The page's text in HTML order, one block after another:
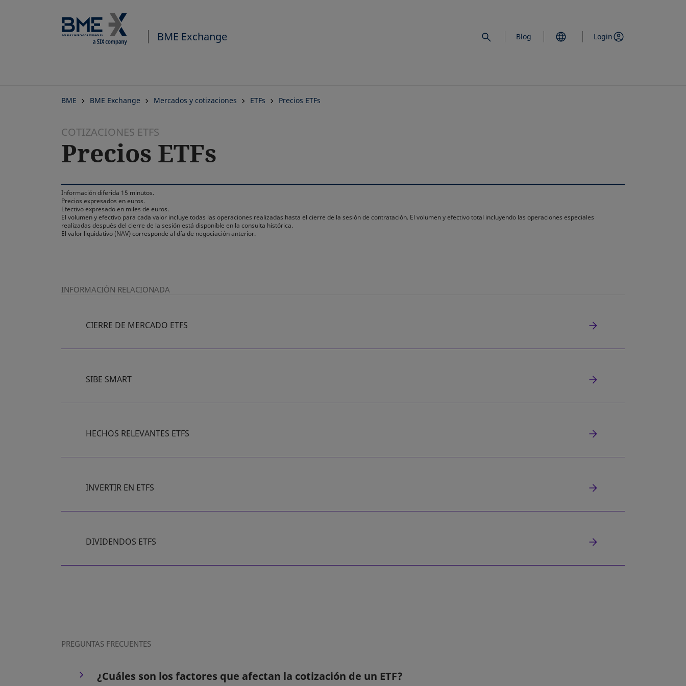
BME Exchange Blog Login
BME BME Exchange Mercados y cotizaciones ETFs Precios ETFs
COTIZACIONES ETFS
Precios ETFs
Información diferida 15 minutos.
Precios expresados en euros.
Efectivo expresado en miles de euros.
El volumen y efectivo para cada valor incluye todas las operaciones realizadas hasta el cierre de la sesión de contratación. El volumen y efectivo total incluyendo las operaciones especiales
realizadas después del cierre de la sesión está disponible en la consulta histórica.
El valor liquidativo (NAV) corresponde al día de negociación anterior.
INFORMACIÓN RELACIONADA
CIERRE DE MERCADO ETFS
SIBE SMART
HECHOS RELEVANTES ETFS
INVERTIR EN ETFS
DIVIDENDOS ETFS
PREGUNTAS FRECUENTES
¿Cuáles son los factores que afectan la cotización de un ETF?